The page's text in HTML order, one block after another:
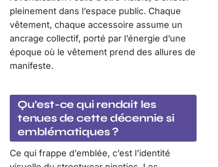
pleinement dans l’espace public. Chaque
vêtement, chaque accessoire assume un
ancrage collectif, porté par l’énergie d’une
époque où le vêtement prend des allures de
manifeste.
Qu’est-ce qui rendait les
tenues de cette décennie si
emblématiques ?
Ce qui frappe d’emblée, c’est l’identité